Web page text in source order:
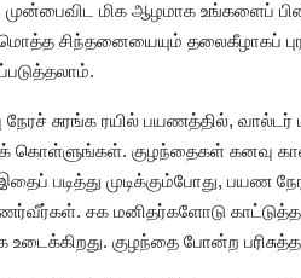
முன்பைவிட மிக ஆழமாக உங்களைப்
சிந்தனையையும் தலைகீழாகப்
சுரங்க ரயில் பயணத்தில்,
கொள்ளுங்கள். குழந்தைகள் கனவு
இதைப் படித்து முடிக்கும்போது,
உணர்வீர்கள். சக மனிதர்களோடு
உடைக்கிறது. குழந்தை போன்ற